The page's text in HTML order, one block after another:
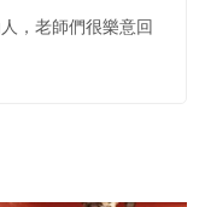
，老師們很樂意回